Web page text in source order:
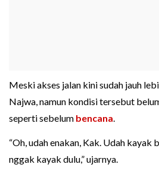
Meski akses jalan kini sudah jauh
Najwa, namun kondisi tersebut
seperti sebelum bencana.
“Oh, udah enakan, Kak. Udah kayak
nggak kayak dulu,” ujarnya.